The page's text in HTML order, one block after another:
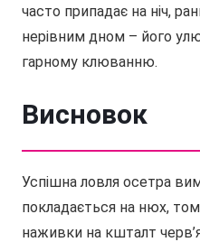
часто припадає на ніч,
нерівним дном – його
гарному клюванню.
Висновок
Успішна ловля осетра
покладається на нюх,
наживки на кшталт